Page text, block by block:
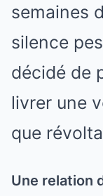
semaines
silence
décidé de
livrer une
que
Une relation